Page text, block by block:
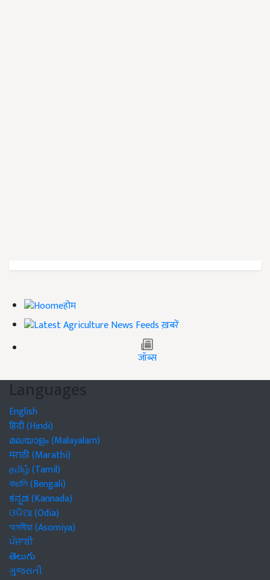
होम
ख़बरें
जॉब्स
Languages
English
हिंदी (Hindi)
മലയാളം (Malayalam)
मराठी (Marathi)
தமிழ் (Tamil)
বাঙালি (Bengali)
ಕನ್ನಡ (Kannada)
ଓଡିଆ (Odia)
অসমীয়া (Asomiya)
ਪੰਜਾਬੀ
తెలుగు
ગુજરાતી